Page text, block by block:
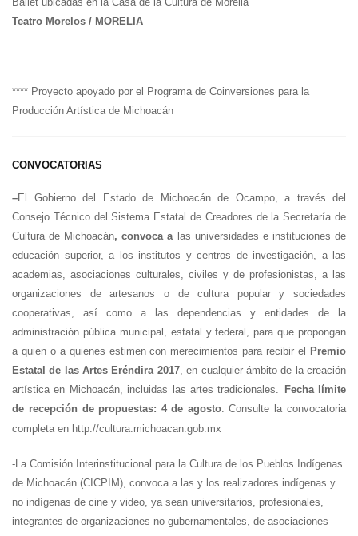
Teatro Morelos / MORELIA
**** Proyecto apoyado por el Programa de Coinversiones para la
Producción Artística de Michoacán
CONVOCATORIAS
–El Gobierno del Estado de Michoacán de Ocampo, a través del
Consejo Técnico del Sistema Estatal de Creadores de la Secretaría de
Cultura de Michoacán, convoca a las universidades e instituciones de
educación superior, a los institutos y centros de investigación, a las
academias, asociaciones culturales, civiles y de profesionistas, a las
organizaciones de artesanos o de cultura popular y sociedades
cooperativas, así como a las dependencias y entidades de la
administración pública municipal, estatal y federal, para que propongan
a quien o a quienes estimen con merecimientos para recibir el Premio
Estatal de las Artes Eréndira 2017, en cualquier ámbito de la creación
artística en Michoacán, incluidas las artes tradicionales.
Fecha límite
de recepción de propuestas: 4 de agosto. Consulte la convocatoria
completa en http://cultura.michoacan.gob.mx
-La Comisión Interinstitucional para la Cultura de los Pueblos Indígenas
de Michoacán (CICPIM), convoca a las y los realizadores indígenas y
no indígenas de cine y video, ya sean universitarios, profesionales,
integrantes de organizaciones no gubernamentales, de asociaciones